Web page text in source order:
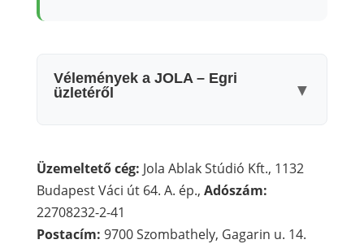
Vélemények a JOLA – Egri
üzletéről
▼
Üzemeltető cég: Jola Ablak Stúdió Kft., 1132
Budapest Váci út 64. A. ép., Adószám:
22708232-2-41
Postacím: 9700 Szombathely, Gagarin u. 14.